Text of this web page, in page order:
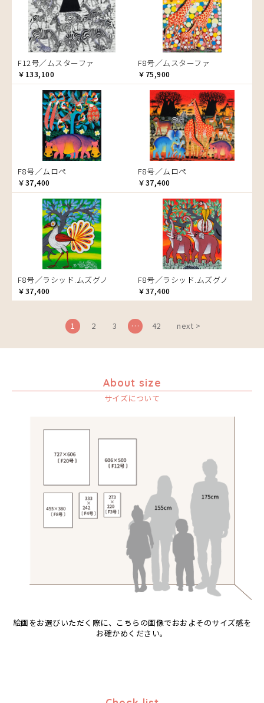
バオバブの木
バッファロー
花
ヒョウ
フクロウ
ブドウの木
フラミンゴ
ヘビ
ペンギン
星空
マーケット
マサイ
マンゴーの木
水浴び
湖
夕日
ライオン
漁
ワニ
F12号／ムスターファ
￥133,100
F8号／ムスターファ
￥75,900
F8号／ムロペ
￥37,400
F8号／ムロペ
￥37,400
F8号／ラシッド.ムズグノ
￥37,400
F8号／ラシッド.ムズグノ
￥37,400
1 2 3 … 42 next >
About size
サイズについて
絵画をお選びいただく際に、こちらの画像でおおよそのサイズ感を
お確かめください。